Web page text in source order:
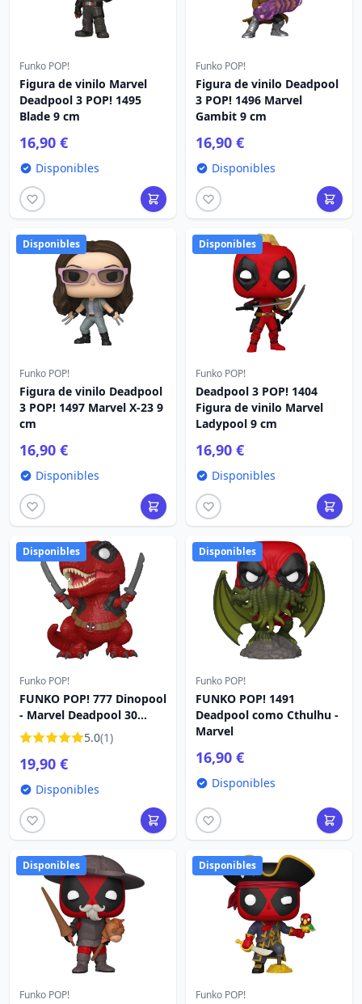
Funko POP!
Figura de vinilo Marvel
Deadpool 3 POP! 1495
Blade 9 cm
16,90 €
Disponibles
Funko POP!
Figura de vinilo Deadpool
3 POP! 1496 Marvel
Gambit 9 cm
16,90 €
Disponibles
Disponibles
Funko POP!
Figura de vinilo Deadpool
3 POP! 1497 Marvel X-23 9
cm
16,90 €
Disponibles
Disponibles
Funko POP!
Deadpool 3 POP! 1404
Figura de vinilo Marvel
Ladypool 9 cm
16,90 €
Disponibles
Disponibles
Funko POP!
FUNKO POP! 777 Dinopool
- Marvel Deadpool 30
Aniversario 5.0(1)
19,90 €
Disponibles
Disponibles
Funko POP!
FUNKO POP! 1491
Deadpool como Cthulhu -
Marvel
16,90 €
Disponibles
Disponibles
Funko POP!
Disponibles
Funko POP!